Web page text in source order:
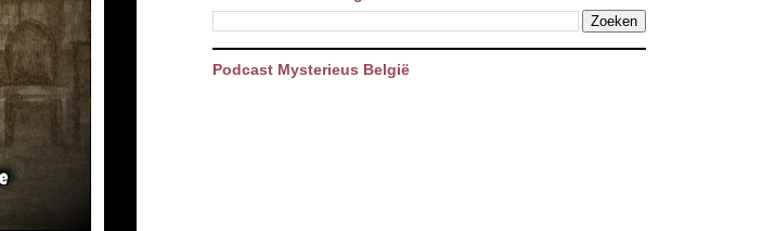
Podcast Mysterieus België